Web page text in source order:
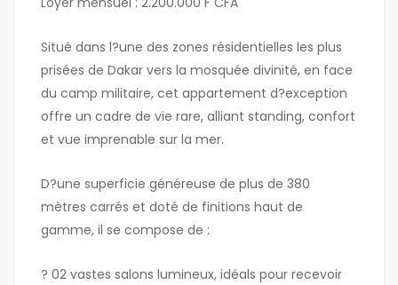
Situé dans l?une des zones résidentielles les plus
prisées de Dakar vers la mosquée divinité, en face
du camp militaire, cet appartement d?exception
offre un cadre de vie rare, alliant standing, confort
et vue imprenable sur la mer.
D?une superficie généreuse de plus de 380
mètres carrés et doté de finitions haut de
gamme, il se compose de :
? 02 vastes salons lumineux, idéals pour recevoir